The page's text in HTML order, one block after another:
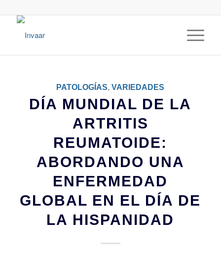
PATOLOGÍAS,VARIEDADES
DÍA MUNDIAL DE LA
ARTRITIS
REUMATOIDE:
ABORDANDO UNA
ENFERMEDAD
GLOBAL EN EL DÍA DE
LA HISPANIDAD